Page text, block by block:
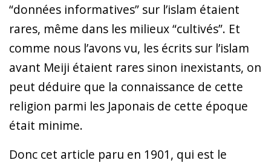
“données informatives” sur l’islam étaient
rares, même dans les milieux “cultivés”. Et
comme nous l’avons vu, les écrits sur l’islam
avant Meiji étaient rares sinon inexistants, on
peut déduire que la connaissance de cette
religion parmi les Japonais de cette époque
était minime.
Donc cet article paru en 1901, qui est le